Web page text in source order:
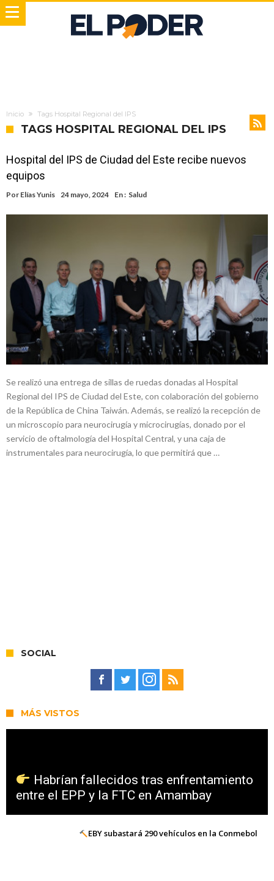
Inicio Tags Hospital Regional del IPS
TAGS HOSPITAL REGIONAL DEL IPS
Hospital del IPS de Ciudad del Este recibe nuevos
equipos
Por Elías Yunis 24 mayo, 2024 En : Salud
Se realizó una entrega de sillas de ruedas donadas al Hospital
Regional del IPS de Ciudad del Este, con colaboración del gobierno
de la República de China Taiwán. Además, se realizó la recepción de
un microscopio para neurocirugía y microcirugías, donado por el
servicio de oftalmología del Hospital Central, y una caja de
instrumentales para neurocirugía, lo que permitirá que …
SOCIAL
MÁS VISTOS
Habrían fallecidos tras enfrentamiento
entre el EPP y la FTC en Amambay
EBY subastará 290 vehículos en la Conmebol